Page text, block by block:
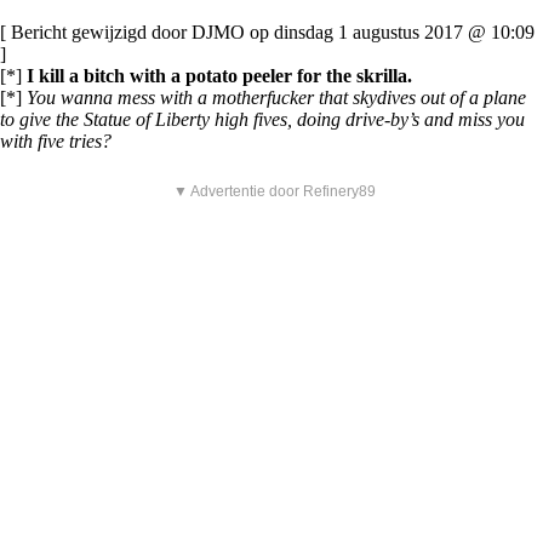
[ Bericht gewijzigd door DJMO op dinsdag 1 augustus 2017 @ 10:09
]
[*] I kill a bitch with a potato peeler for the skrilla.
[*] You wanna mess with a motherfucker that skydives out of a plane
to give the Statue of Liberty high fives, doing drive-by’s and miss you
with five tries?
▼ Advertentie door Refinery89